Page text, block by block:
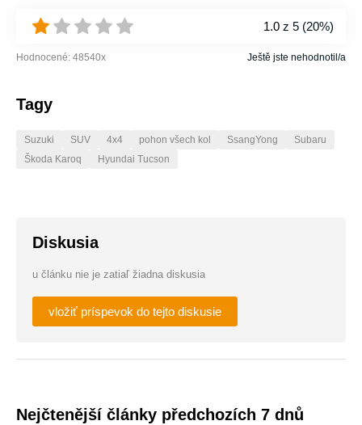
1.0 z 5 (20%)
Hodnocené: 48540x Ještě jste nehodnotil/a
Tagy
Suzuki SUV 4x4 pohon všech kol SsangYong
Subaru
Škoda Karoq
Hyundai Tucson
Diskusia
u článku nie je zatiaľ žiadna diskusia
vložiť príspevok do tejto diskusie
Nejčtenější články předchozích 7 dnů